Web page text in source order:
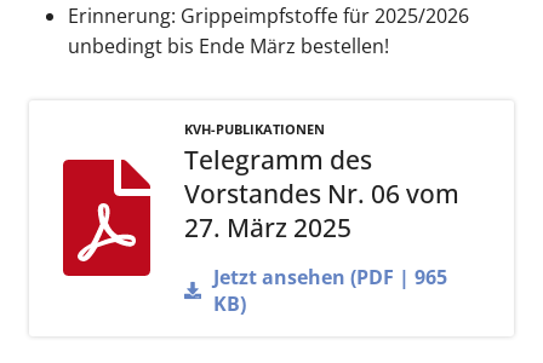
Erinnerung: Grippeimpfstoffe für 2025/2026
unbedingt bis Ende März bestellen!
KVH-PUBLIKATIONEN
Telegramm des
Vorstandes Nr. 06 vom
27. März 2025
Jetzt ansehen (PDF | 965
KB)